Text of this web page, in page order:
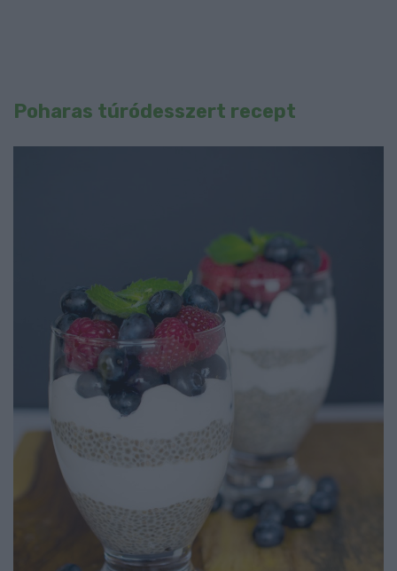
Poharas túródesszert recept